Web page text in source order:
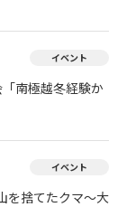
イベント
南極越冬経験か
イベント
を捨てたクマ～大